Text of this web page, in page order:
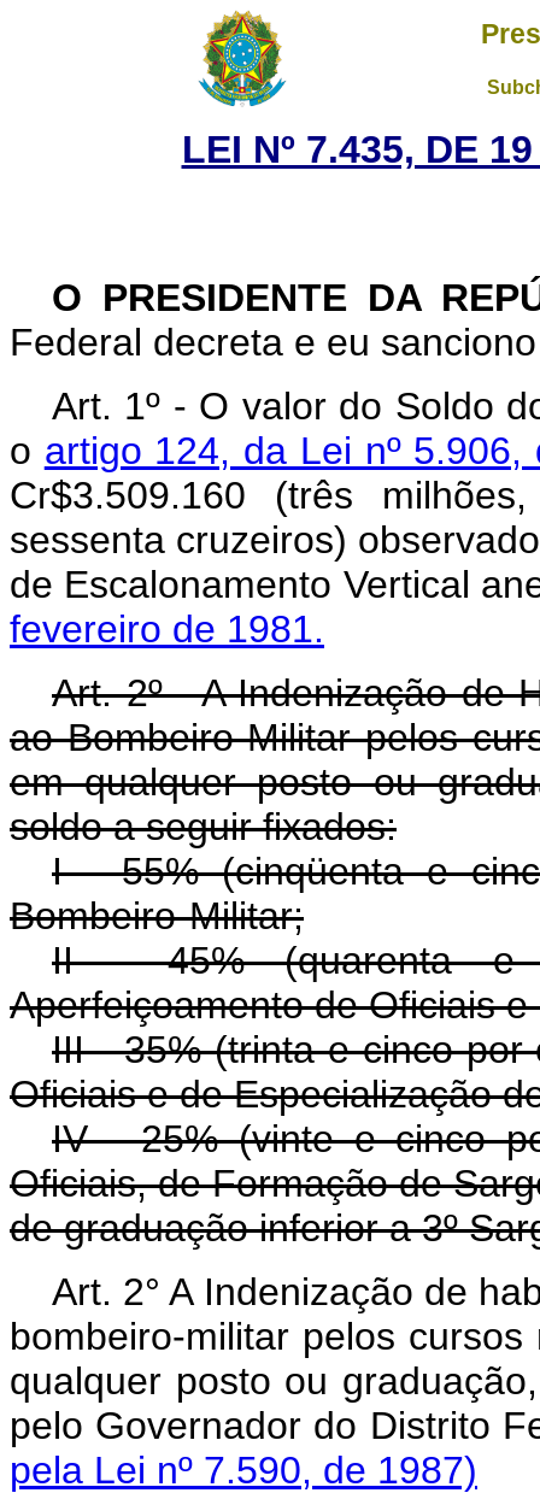
LEI Nº 7.435, DE
O PRESIDENTE DA
Federal decreta e eu
Art. 1º - O valor do Soldo
o artigo 124, da Lei nº
Cr$3.509.160 (três
sessenta cruzeiros)
de Escalonamento Vertical
fevereiro de 1981.
Art. 2º - A Indenização de
ao Bombeiro-Militar pelos
em qualquer posto ou
soldo a seguir fixados:
I - 55% (cinqüenta e
Bombeiro-Militar;
II - 45% (quarenta e
Aperfeiçoamento de Oficiais
III - 35% (trinta e cinco por
Oficiais e de Especialização
IV - 25% (vinte e cinco
Oficiais, de Formação de
de graduação inferior a 3º
Art. 2° A Indenização de
bombeiro-militar pelos
qualquer posto ou
pelo Governador do
pela Lei nº 7.590, de 1987)